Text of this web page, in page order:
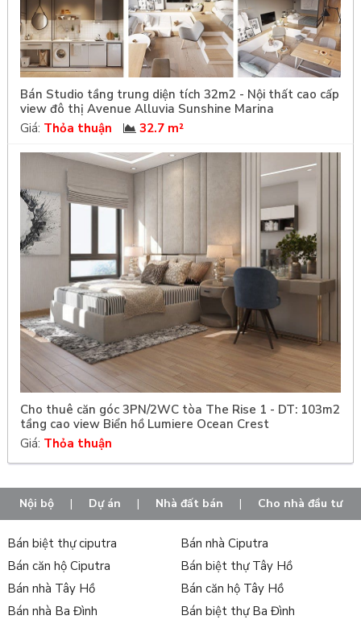
Bán Studio tầng trung diện tích 32m2 - Nội thất cao cấp
view đô thị Avenue Alluvia Sunshine Marina
Giá: Thỏa thuận 32.7 m²
Cho thuê căn góc 3PN/2WC tòa The Rise 1 - DT: 103m2
tầng cao view Biển hồ Lumiere Ocean Crest
Giá: Thỏa thuận
Nội bộ | Dự án | Nhà đất bán | Cho nhà đầu tư
Bán biệt thự ciputra
Bán nhà Ciputra
Bán căn hộ Ciputra
Bán biệt thự Tây Hồ
Bán nhà Tây Hồ
Bán căn hộ Tây Hồ
Bán nhà Ba Đình
Bán biệt thự Ba Đình